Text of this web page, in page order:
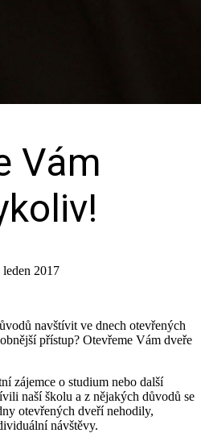
Vám
leden 2017
navštívit ve dnech otevřených
přístup? Otevřeme Vám dveře
zájemce o studium nebo další
naší školu a z nějakých důvodů se
otevřených dveří nehodily,
návštěvy.